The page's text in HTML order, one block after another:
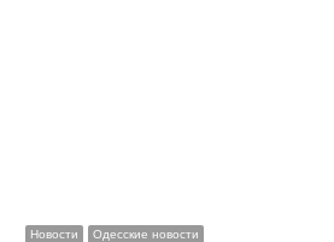
Новости Одесские новости